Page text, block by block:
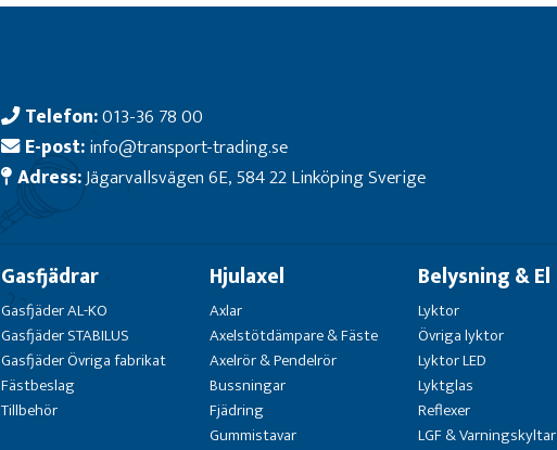
Telefon:013-36 78 00
E-post:info@transport-trading.se
Adress:Jägarvallsvägen 6E, 584 22 Linköping Sverige
Gasfjädrar
Gasfjäder AL-KO
Gasfjäder STABILUS
Gasfjäder Övriga fabrikat
Fästbeslag
Tillbehör
Hjulaxel
Axlar
Axelstötdämpare & Fäste
Axelrör & Pendelrör
Bussningar
Fjädring
Gummistavar
Belysning & El
Lyktor
Övriga lyktor
Lyktor LED
Lyktglas
Reflexer
LGF & Varningskyltar